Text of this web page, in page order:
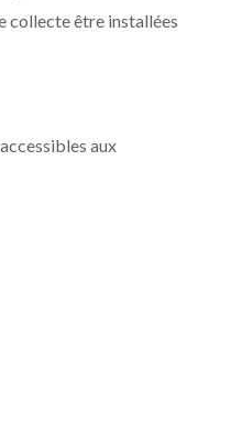
collecte être installées
aux